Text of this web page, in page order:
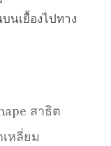
นเยื้องไปทาง
สาธิต
หลี่ยม